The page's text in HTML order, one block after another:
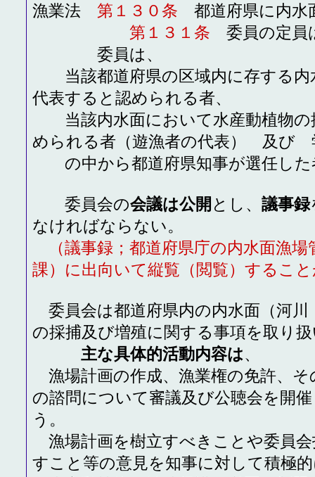
漁業法 第１３０条 都道府県に内水
第１３１条 委員の定員
委員は、
当該都道府県の区域内に存する内
代表すると認められる者、
当該内水面において水産動植物の
められる者（遊漁者の代表） 及び
の中から都道府県知事が選任し
委員会の会議は公開 とし、 議事録
なければならない。
（議事録；都道府県庁の内水面漁
課）に出向いて縦覧（閲覧）するこ
委員会は都道府県内の内水面（河川
の採捕及び増殖に関する事項を取り
主な具体的活動内容は、
漁場計画の作成、漁業権の免許、
の諮問について審議及び公聴会を開
う。
漁場計画を樹立すべきことや委員
すこと等の意見を知事に対して積極